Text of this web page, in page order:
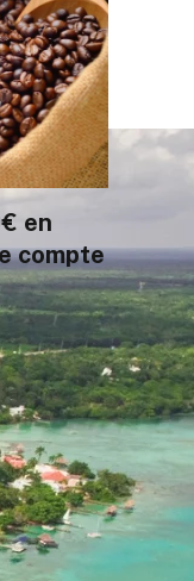
en
compte